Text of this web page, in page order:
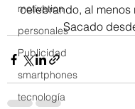
motivation
personales
Publicidad
smartphones
tecnología
celebrando, al menos
Sacado